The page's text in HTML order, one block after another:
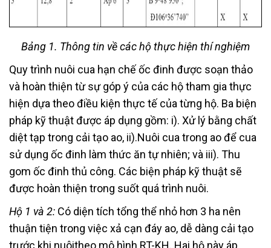
Bảng 1. Thông tin về các hộ thực hiện thí nghiệm
Quy trình nuôi cua hạn chế ốc đinh được soạn thảo
và hoàn thiện từ sự góp ý của các hộ tham gia thực
hiện dựa theo điều kiện thực tế của từng hộ. Ba biện
pháp kỹ thuật được áp dụng gồm: i). Xử lý bằng chất
diệt tạp trong cải tạo ao, ii).Nuôi cua trong ao để cua
sử dụng ốc đinh làm thức ăn tự nhiên; và iii). Thu
gom ốc đinh thủ công. Các biện pháp kỹ thuật sẽ
được hoàn thiện trong suốt quá trình nuôi.
Hộ 1 và 2: Có diện tích tổng thể nhỏ hơn 3 ha nên
thuận tiện trong việc xả cạn đáy ao, dễ dàng cải tạo
trước khi nuôitheo mô hình RT-KH. Hai hộ này áp